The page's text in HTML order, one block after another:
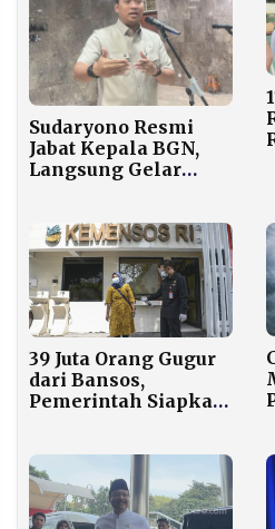
Sudaryono Resmi
Jabat Kepala BGN,
Langsung Gelar
39 Juta Orang Gugur
dari Bansos,
Pemerintah Siapkan